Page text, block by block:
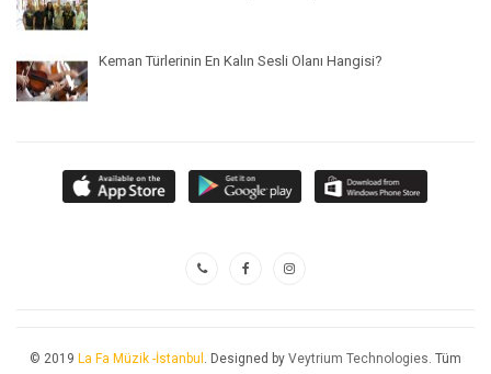
Keman Türlerinin En Kalın Sesli Olanı Hangisi?
© 2019 La Fa Müzik -İstanbul . Designed by Veytrium Technologies. Tüm